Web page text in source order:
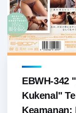
EBWH-342
Kukenal"
Keamanan: